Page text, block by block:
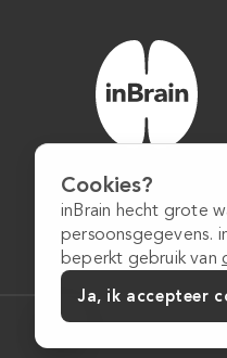
Cookies?
inBrain hecht grote
persoonsgegevens.
beperkt gebruik van
Ja, ik accepteer